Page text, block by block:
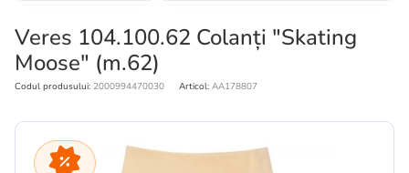
Veres 104.100.62 Colanți "Skating
Moose" (m.62)
Codul produsului: 2000994470030 Articol: AA178807